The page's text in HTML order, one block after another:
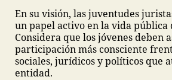
En su visión, las juventudes
un papel activo en la vida pública
Considera que los jóvenes deben
participación más consciente
sociales, jurídicos y políticos que
entidad.